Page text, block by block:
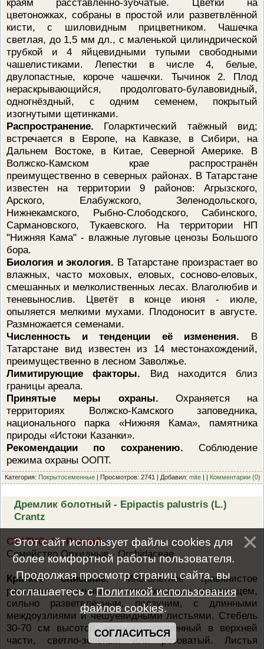
цветоножках, собраны в простой или разветвлённой
кисти, с шиловидным прицветником. Чашечка
светлая, до 1,5 мм дл., с маленькой цилиндрической
трубкой и 4 яйцевидными тупыми свободными
чашелистиками. Лепестки в числе 4, белые,
двулопастные, короче чашечки. Тычинок 2. Плод
нераскрывающийся, продолговато-булавовидный,
одногнёздный, с одним семенем, покрытый
изогнутыми щетинками.
Распространение. Голарктический таёжный вид;
встречается в Европе, на Кавказе, в Сибири, на
Дальнем Востоке, в Китае, Северной Америке. В
Волжско-Камском крае распространён
преимущественно в северных районах. В Татарстане
известен на территории 9 районов: Агрызского,
Арского, Елабужского, Зеленодольского,
Нижнекамского, Рыбно-Слободского, Сабинского,
Сармановского, Тукаевского. На территории НП
"Нижняя Кама" - влажные луговые ценозы Большого
бора.
Биология и экология. В Татарстане произрастает во
влажных, часто моховых, еловых, сосново-еловых,
смешанных и мелколиственных лесах. Влаголюбив и
теневынослив. Цветёт в конце июня - июле,
опыляется мелкими мухами. Плодоносит в августе.
Размножается семенами.
Численность и тенденции её изменения. В
Татарстане вид известен из 14 местонахождений,
преимущественно в лесном Заволжье.
Лимитирующие факторы. Вид находится близ
границы ареала.
Принятые меры охраны. Охраняется на
территориях Волжско-Камского заповедника,
национального парка «Нижняя Кама», памятника
природы «Истоки Казанки».
Рекомендации по сохранению. Соблюдение
режима охраны ООПТ.
Категория: Покрытосеменные | Просмотров: 2741 | Добавил: mite | | Комментарии (0)
Дремлик болотный - Epipactis palustris (L.)
Crantz
СТАТУС: III. Редкий
Семейство Орхидные - Orchidaceae
Краткое описание.Многолетнее травянистое
растение с длинным, столоновидным корневищем,
сильно разветвлённым, ползучим, с длинными
междоузлиями и чешуевидными листьями. Стебель
30-70 см высотой, немного опушённый в верхней
части, светло-зелёный или розоватый. Листья
Этот сайт использует файлы cookies для
более комфортной работы пользователя.
Продолжая просмотр страниц сайта, вы
соглашаетесь сПолитикой использования
файлов cookies.
СОГЛАСИТЬСЯ